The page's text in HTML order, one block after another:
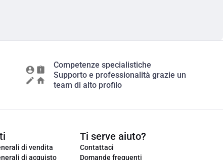
Competenze specialistiche
Supporto e professionalità grazie un
team di alto profilo
di vendita
di acquisto
Ti serve aiuto?
Contattaci
Domande frequenti